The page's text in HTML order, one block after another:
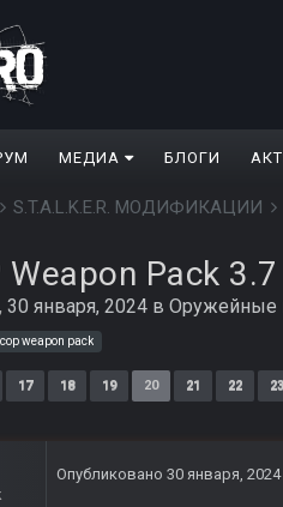
МЕДИА БЛОГИ
S.T.A.L.K.E.R. МОДИФИКАЦИИ
Weapon Pack 3.7
, 30 января, 2024 в Оружейные
weapon pack
17 18 19 20 21 22 23
Опубликовано 30 января, 2024